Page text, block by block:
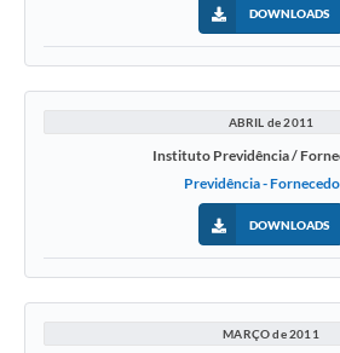
DOWNLOADS
ABRIL de 2011
Instituto Previdência /
Previdência -
DOWNLOADS
MARÇO de 2011